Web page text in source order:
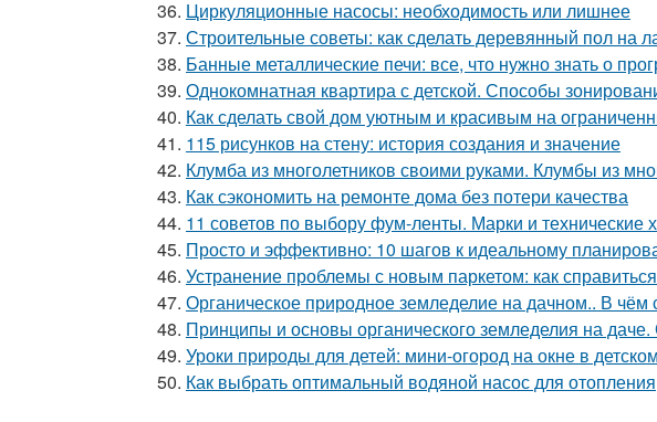
36. Циркуляционные насосы: необходимость или лишнее
37. Строительные советы: как сделать деревянный пол на
38. Банные металлические печи: все, что нужно знать о
39. Однокомнатная квартира с детской. Способы
40. Как сделать свой дом уютным и красивым на
41. 115 рисунков на стену: история создания и значение
42. Клумба из многолетников своими руками. Клумбы из
43. Как сэкономить на ремонте дома без потери качества
44. 11 советов по выбору фум-ленты. Марки и технические
45. Просто и эффективно: 10 шагов к идеальному
46. Устранение проблемы с новым паркетом: как
47. Органическое природное земледелие на дачном.. В чём
48. Принципы и основы органического земледелия на даче.
49. Уроки природы для детей: мини-огород на окне в
50. Как выбрать оптимальный водяной насос для отопления